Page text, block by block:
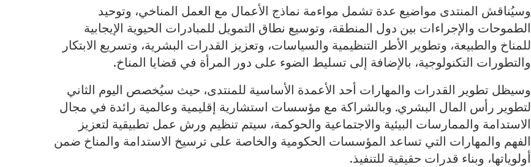
وسيُناقش المنتدى مواضيع عدة تشمل مواءمة نماذج الأعمال مع العمل المناخي، وتوحيد
الطموحات والإجراءات بين دول المنطقة، وتوسيع نطاق التمويل للمبادرات الحيوية الإيجابية
للمناخ والطبيعة، وتطوير الأطر التنظيمية والسياسات، وتعزيز القدرات البشرية، وتسريع الابتكار
والتطورات التكنولوجية، بالإضافة إلى تسليط الضوء على دور المرأة في قضايا المناخ.
وسيظل تطوير القدرات والمهارات أحد الأعمدة الأساسية للمنتدى، حيث سيُخصص اليوم الثاني
لتطوير رأس المال البشري. وبالشراكة مع مؤسسات استشارية إقليمية وعالمية رائدة في مجال
الاستدامة والممارسات البيئية والاجتماعية والحوكمة، سيتم تنظيم ورش عمل تطبيقية لتعزيز
الفهم والمهارات التي تساعد المؤسسات الحكومية والخاصة على ترسيخ الاستدامة والمناخ ضمن
أولوياتها، وبناء قدرات حقيقية للتنفيذ.